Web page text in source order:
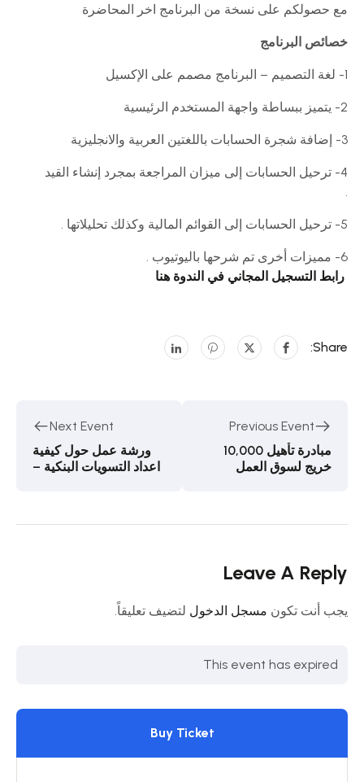
مع حصولكم على نسخة من البرنامج اخر المحاضرة
خصائص البرنامج
1- لغة التصميم – البرنامج مصمم على الإكسيل
2- يتميز ببساطة واجهة المستخدم الرئيسية
3- إضافة شجرة الحسابات باللغتين العربية والانجليزية
4- ترحيل الحسابات إلى ميزان المراجعة بمجرد إنشاء القيد
.
5- ترحيل الحسابات إلى القوائم المالية وكذلك تحليلاتها .
6- مميزات أخرى تم شرحها باليوتيوب .
رابط التسجيل المجاني في الندوة هنا
Share:
Previous Event
مبادرة تأهيل 10,000
خريج لسوق العمل
Next Event
ورشة عمل حول كيفية
اعداد التسويات البنكية –
Leave A Reply
يجب أنت تكون مسجل الدخول لتضيف تعليقاً.
This event has expired
Buy Ticket